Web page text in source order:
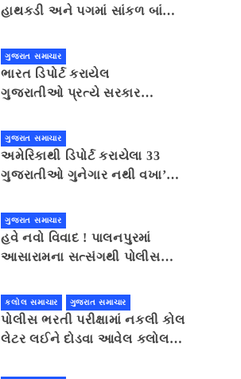
હાથકડી અને પગમાં સાંકળ બાંધી,
ગુજરાત સમાચાર
ભારત ડિપોર્ટ કરાયેલ
ગુજરાતીઓ પ્રત્યે સરકાર
પટેલની અપીલ
ગુજરાત સમાચાર
અમેરિકાથી ડિપોર્ટ કરાયેલા 33
ગુજરાતીઓ ગુનેગાર નથી વખા’ના
ગુજરાત સમાચાર
હવે નવો વિવાદ ! પાલનપુરમાં
આસારામના સત્સંગથી પોલીસ
કલોલ સમાચાર ગુજરાત સમાચાર
પોલીસ ભરતી પરીક્ષામાં નકલી કોલ
લેટર લઈને દોડવા આવેલ કલોલનો